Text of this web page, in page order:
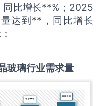
同比增长**%；2025
达到**，同比增长
玻璃行业需求量